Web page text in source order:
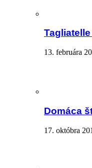
13. februára
Domáca
17. októbra